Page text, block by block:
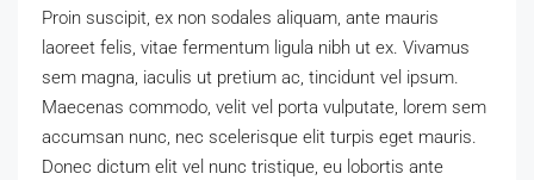
Proin suscipit, ex non sodales aliquam, ante mauris
laoreet felis, vitae fermentum ligula nibh ut ex. Vivamus
sem magna, iaculis ut pretium ac, tincidunt vel ipsum.
Maecenas commodo, velit vel porta vulputate, lorem sem
accumsan nunc, nec scelerisque elit turpis eget mauris.
Donec dictum elit vel nunc tristique, eu lobortis ante